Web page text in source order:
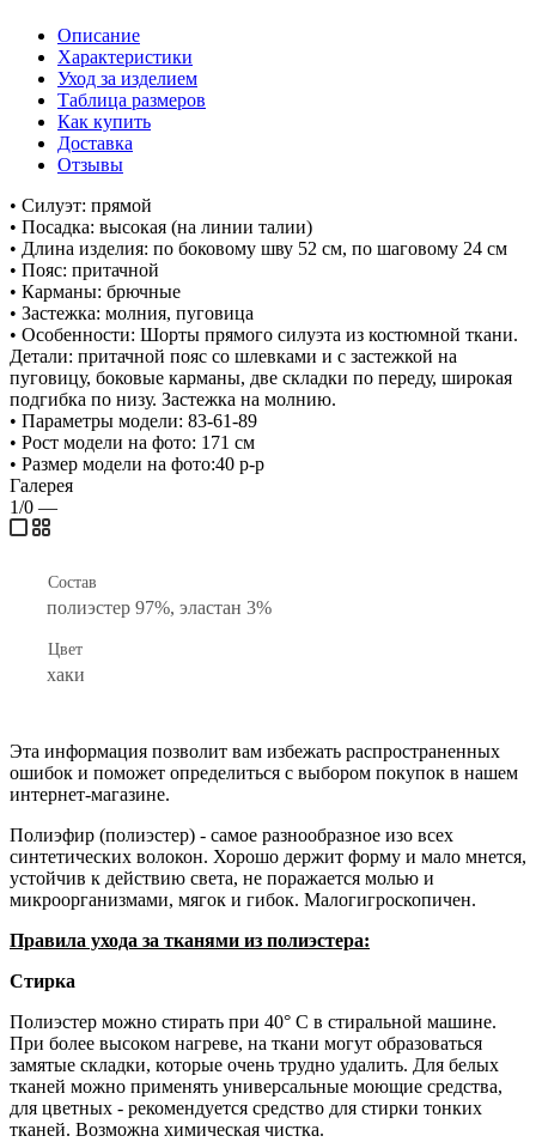
Описание
Характеристики
Уход за изделием
Таблица размеров
Как купить
Доставка
Отзывы
• Силуэт: прямой
• Посадка: высокая (на линии талии)
• Длина изделия: по боковому шву 52 см, по шаговому 24 см
• Пояс: притачной
• Карманы: брючные
• Застежка: молния, пуговица
• Особенности: Шорты прямого силуэта из костюмной ткани.
Детали: притачной пояс со шлевками и с застежкой на
пуговицу, боковые карманы, две складки по переду, широкая
подгибка по низу. Застежка на молнию.
• Параметры модели: 83-61-89
• Рост модели на фото: 171 см
• Размер модели на фото:40 р-р
Галерея
1/0 —
Состав
полиэстер 97%, эластан 3%
Цвет
хаки
Эта информация позволит вам избежать распространенных
ошибок и поможет определиться с выбором покупок в нашем
интернет-магазине.
Полиэфир (полиэстер) - самое разнообразное изо всех
синтетических волокон. Хорошо держит форму и мало мнется,
устойчив к действию света, не поражается молью и
микроорганизмами, мягок и гибок. Малогигроскопичен.
Правила ухода за тканями из полиэстера:
Стирка
Полиэстер можно стирать при 40° С в стиральной машине.
При более высоком нагреве, на ткани могут образоваться
замятые складки, которые очень трудно удалить. Для белых
тканей можно применять универсальные моющие средства,
для цветных - рекомендуется средство для стирки тонких
тканей. Возможна химическая чистка.